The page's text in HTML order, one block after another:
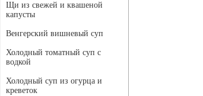
Щи из свежей и квашеной
капусты
Венгерский вишневый суп
Холодный томатный суп с
водкой
Холодный суп из огурца и
креветок